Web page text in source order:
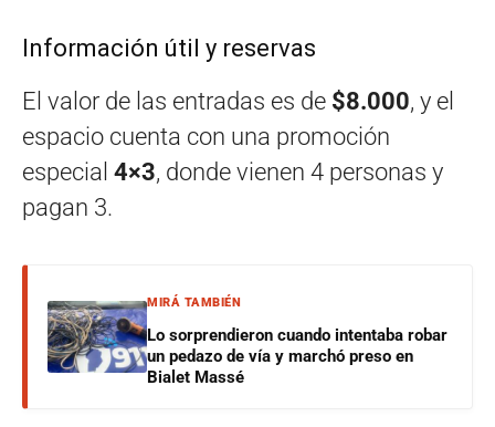
Información útil y reservas
El valor de las entradas es de $8.000, y el
espacio cuenta con una promoción
especial 4×3, donde vienen 4 personas y
pagan 3.
MIRÁ TAMBIÉN
Lo sorprendieron cuando intentaba robar
un pedazo de vía y marchó preso en
Bialet Massé